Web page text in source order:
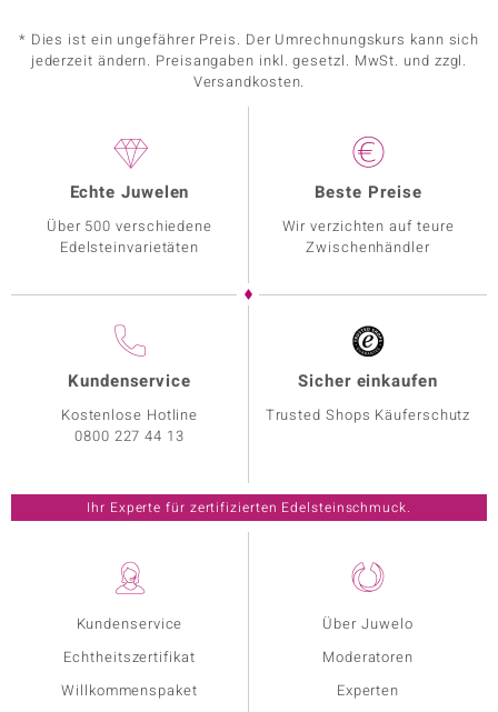
* Dies ist ein ungefährer Preis. Der Umrechnungskurs kann sich
jederzeit ändern. Preisangaben inkl. gesetzl. MwSt. und zzgl.
Versandkosten.
Kundenservice
Echtheitszertifikat
Willkommenspaket
Über Juwelo
Moderatoren
Experten
Echte Juwelen
Über 500 verschiedene
Edelsteinvarietäten
Beste Preise
Wir verzichten auf teure
Zwischenhändler
Kundenservice
Kostenlose Hotline
0800 227 44 13
Sicher einkaufen
Trusted Shops Käuferschutz
Ihr Experte für zertifizierten Edelsteinschmuck.